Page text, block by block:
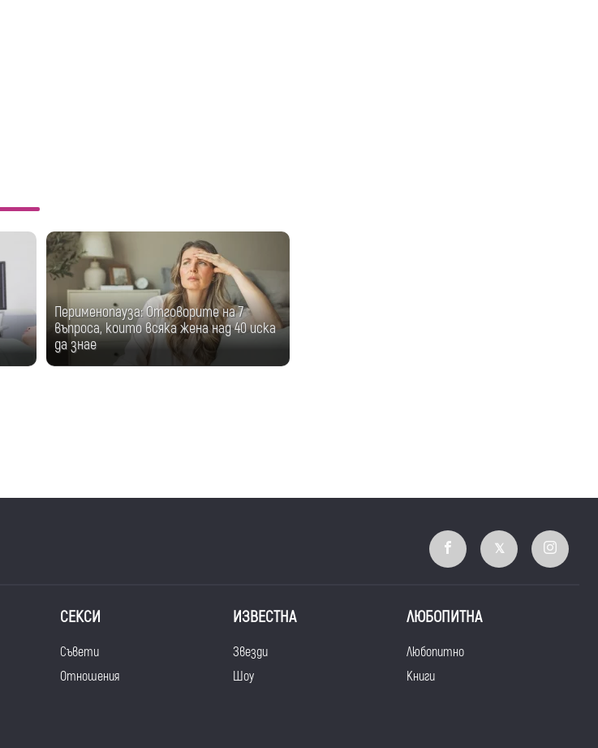
Перименопауза: Отговорите на 7
въпроса, които всяка жена над 40 иска
да знае
СЕКСИ
Съвети
Отношения
ИЗВЕСТНА
Звезди
Шоу
ЛЮБОПИТНА
Любопитно
Книги